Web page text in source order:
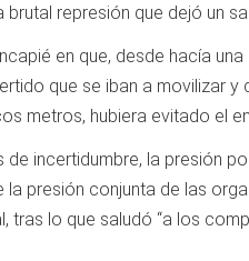
represión que dejó un
en que, desde hacía
que se iban a movilizar
metros, hubiera evitado el
incertidumbre, la presión
la presión conjunta de las
tras lo que saludó “a los